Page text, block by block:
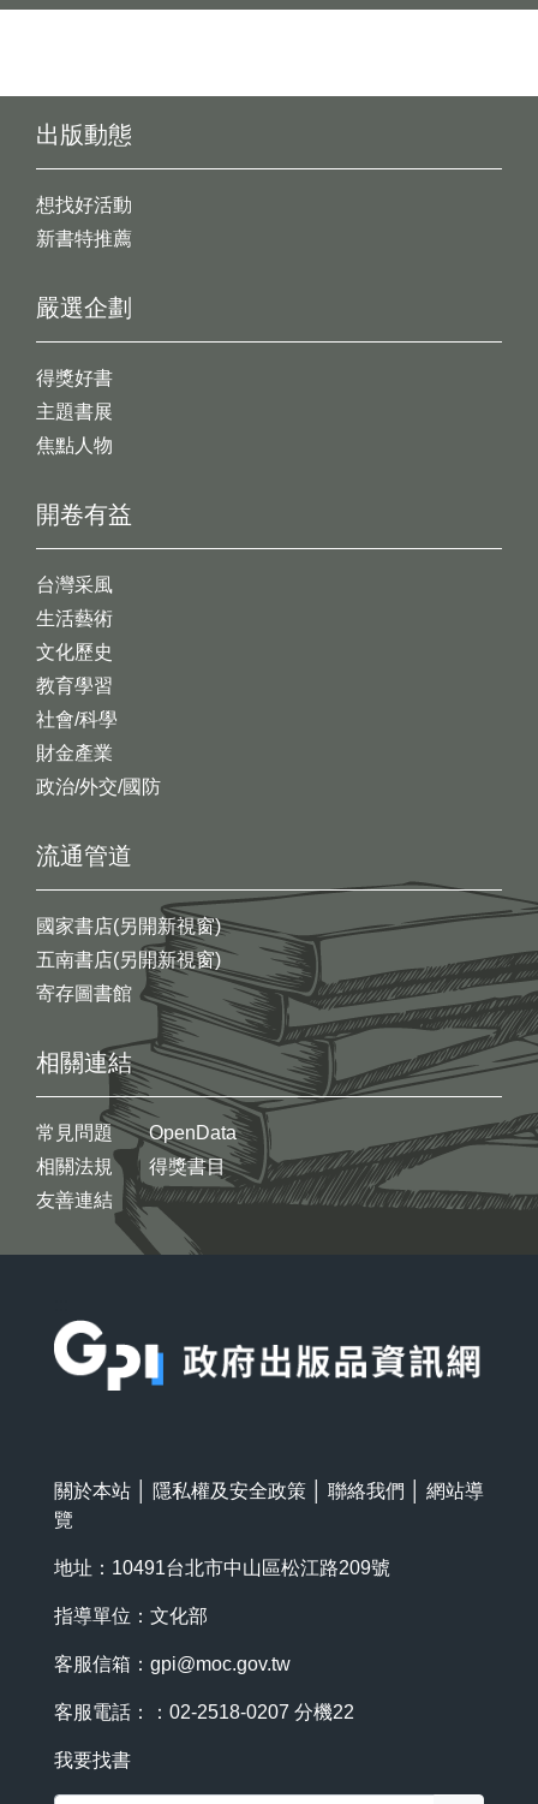
出版動態
想找好活動
新書特推薦
開卷有益
台灣采風
生活藝術
文化歷史
教育學習
社會/科學
財金產業
政治/外交/國防
嚴選企劃
得獎好書
主題書展
焦點人物
流通管道
國家書店(另開新視窗)
五南書店(另開新視窗)
寄存圖書館
相關連結
常見問題
相關法規
友善連結
OpenData
得獎書目
關於本站 隱私權及安全政策 聯絡我們
網站導
覽
地址：10491台北市中山區松江路209號
指導單位：文化部
客服信箱： gpi@moc.gov.tw
客服電話：：02-2518-0207 分機22
我要找書